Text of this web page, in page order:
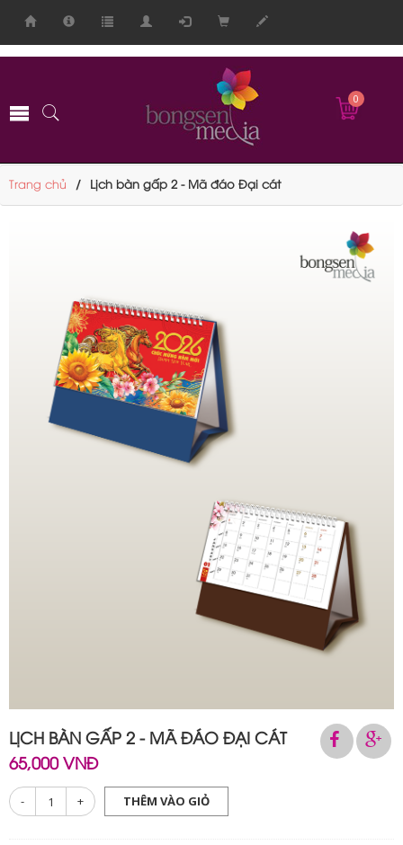
0
Trang chủ Lịch bàn gấp 2 - Mã đáo Đại cát
LỊCH BÀN GẤP 2 - MÃ ĐÁO ĐẠI CÁT
65,000 VNĐ
- + THÊM VÀO GIỎ